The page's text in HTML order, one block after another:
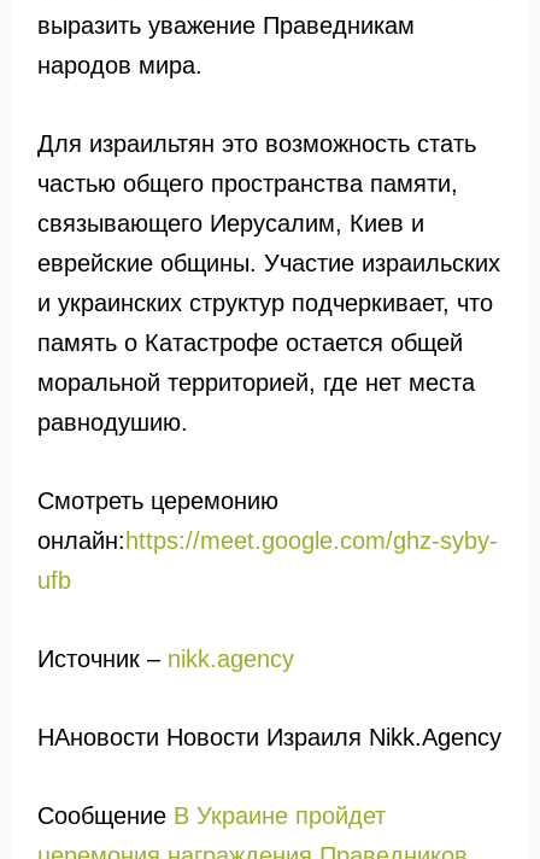
выразить уважение Праведникам
народов мира.
Для израильтян это возможность стать
частью общего пространства памяти,
связывающего Иерусалим, Киев и
еврейские общины. Участие израильских
и украинских структур подчеркивает, что
память о Катастрофе остается общей
моральной территорией, где нет места
равнодушию.
Смотреть церемонию
онлайн: https://meet.google.com/ghz-syby-
ufb
Источник – nikk.agency
НАновости Новости Израиля Nikk.Agency
Сообщение В Украине пройдет